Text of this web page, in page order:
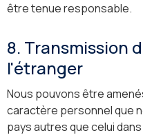
être tenue responsable.
8. Transmission
l'étranger
Nous pouvons être
caractère personnel que
pays autres que celui